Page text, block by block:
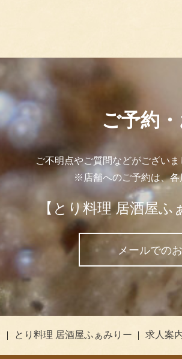
ご予約
ご不明点やご質問などがござい
※店舗へのご予約は、各
【とり料理 居酒屋ふ
メールでの
とり料理 居酒屋ふぁみりー 求人案